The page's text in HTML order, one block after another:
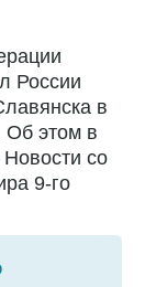
России
в
Об этом в
со
9-го